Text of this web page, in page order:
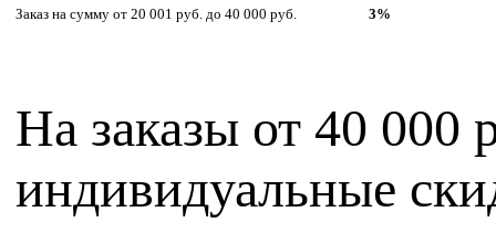
Заказ на сумму от 20 001 руб. до 40 000 руб.
3%
На заказы от 40 000
индивидуальные